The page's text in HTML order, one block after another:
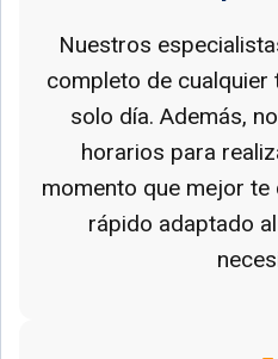
Nuestros
completo de cualquier
solo día. Además,
horarios para
momento que mejor te
rápido adaptado